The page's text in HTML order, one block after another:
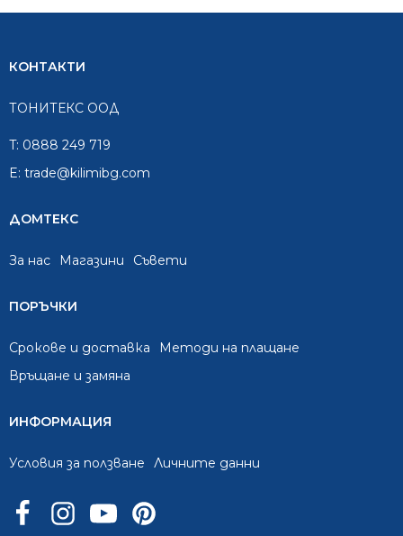
КОНТАКТИ
ТОНИТЕКС ООД
T: 0888 249 719
E: trade@kilimibg.com
ДОМТЕКС
За нас Mагазини Съвети
ПОРЪЧКИ
Срокове и доставка
Методи на плащане
Връщане и замяна
ИНФОРМАЦИЯ
Условия за ползване Личните данни